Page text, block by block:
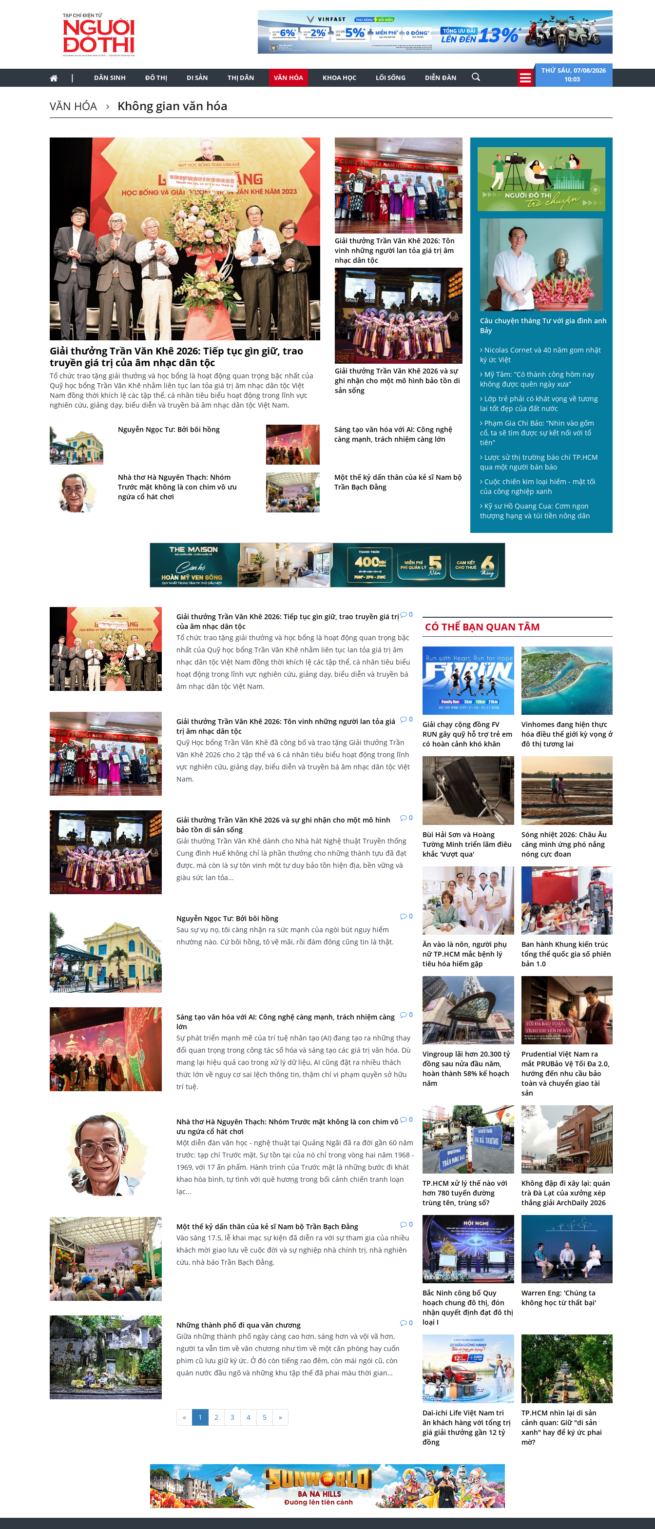
| DÂN SINH ĐÔ THỊ DI SẢN THỊ DÂN VĂN HÓA KHOA HỌC LỐI SỐNG DIỄN ĐÀN
THỨ SÁU, 07/08/2026
10:03
VĂN HÓA Không gian văn hóa
Giải thưởng Trần Văn Khê 2026: Tiếp tục gìn giữ, trao
truyền giá trị của âm nhạc dân tộc
Tổ chức trao tặng giải thưởng và học bổng là hoạt động quan trọng bậc nhất của
Quỹ học bổng Trần Văn Khê nhằm liên tục lan tỏa giá trị âm nhạc dân tộc Việt
Nam đồng thời khích lệ các tập thể, cá nhân tiêu biểu hoạt động trong lĩnh vực
nghiên cứu, giảng dạy, biểu diễn và truyền bá âm nhạc dân tộc Việt Nam.
Giải thưởng Trần Văn Khê 2026: Tôn
vinh những người lan tỏa giá trị âm
nhạc dân tộc
Giải thưởng Trần Văn Khê 2026 và sự
ghi nhận cho một mô hình bảo tồn di
sản sống
Nguyễn Ngọc Tư: Bởi bôi hồng
Sáng tạo văn hóa với AI: Công nghệ
càng mạnh, trách nhiệm càng lớn
Nhà thơ Hà Nguyên Thạch: Nhóm
Trước mặt không là con chim vô ưu
ngứa cổ hát chơi
Một thế kỷ dấn thân của kẻ sĩ Nam bộ
Trần Bạch Đằng
Câu chuyện tháng Tư với gia đình anh
Bảy
Nicolas Cornet và 40 năm gom nhặt
ký ức Việt
Mỹ Tâm: “Có thành công hôm nay
không được quên ngày xưa”
Lớp trẻ phải có khát vọng về tương
lai tốt đẹp của đất nước
Phạm Gia Chi Bảo: “Nhìn vào gốm
cổ, ta sẽ tìm được sự kết nối với tổ
tiên”
Lược sử thị trường báo chí TP.HCM
qua một người bán báo
Cuộc chiến kim loại hiếm - mặt tối
của công nghiệp xanh
Kỹ sư Hồ Quang Cua: Cơm ngon
thượng hạng và túi tiền nông dân
0
Giải thưởng Trần Văn Khê 2026: Tiếp tục gìn giữ, trao truyền giá trị
của âm nhạc dân tộc
Tổ chức trao tặng giải thưởng và học bổng là hoạt động quan trọng bậc
nhất của Quỹ học bổng Trần Văn Khê nhằm liên tục lan tỏa giá trị âm
nhạc dân tộc Việt Nam đồng thời khích lệ các tập thể, cá nhân tiêu biểu
hoạt động trong lĩnh vực nghiên cứu, giảng dạy, biểu diễn và truyền bá
âm nhạc dân tộc Việt Nam.
0
Giải thưởng Trần Văn Khê 2026: Tôn vinh những người lan tỏa giá
trị âm nhạc dân tộc
Quỹ Học bổng Trần Văn Khê đã công bố và trao tặng Giải thưởng Trần
Văn Khê 2026 cho 2 tập thể và 6 cá nhân tiêu biểu hoạt động trong lĩnh
vực nghiên cứu, giảng dạy, biểu diễn và truyền bá âm nhạc dân tộc Việt
Nam.
0
Giải thưởng Trần Văn Khê 2026 và sự ghi nhận cho một mô hình
bảo tồn di sản sống
Giải thưởng Trần Văn Khê dành cho Nhà hát Nghệ thuật Truyền thống
Cung đình Huế không chỉ là phần thưởng cho những thành tựu đã đạt
được, mà còn là sự tôn vinh một tư duy bảo tồn hiện địa, bền vững và
giàu sức lan tỏa...
0
Nguyễn Ngọc Tư: Bởi bôi hồng
Sau sự vụ nọ, tôi càng nhận ra sức mạnh của ngòi bút nguy hiểm
nhường nào. Cứ bôi hồng, tô vẽ mãi, rồi đám đông cũng tin là thật.
0
Sáng tạo văn hóa với AI: Công nghệ càng mạnh, trách nhiệm càng
lớn
Sự phát triển mạnh mẽ của trí tuệ nhân tạo (AI) đang tạo ra những thay
đổi quan trọng trong công tác số hóa và sáng tạo các giá trị văn hóa. Dù
mang lại hiệu quả cao trong xử lý dữ liệu, AI cũng đặt ra nhiều thách
thức lớn về nguy cơ sai lệch thông tin, thậm chí vi phạm quyền sở hữu
trí tuệ.
0
Nhà thơ Hà Nguyên Thạch: Nhóm Trước mặt không là con chim vô
ưu ngứa cổ hát chơi
Một diễn đàn văn học - nghệ thuật tại Quảng Ngãi đã ra đời gần 60 năm
trước: tạp chí Trước mặt. Sự tồn tại của nó chỉ trong vòng hai năm 1968 -
1969, với 17 ấn phẩm. Hành trình của Trước mặt là những bước đi khát
khao hòa bình, tự tình với quê hương trong bối cảnh chiến tranh loạn
lạc...
0
Một thế kỷ dấn thân của kẻ sĩ Nam bộ Trần Bạch Đằng
Vào sáng 17.5, lễ khai mạc sự kiện đã diễn ra với sự tham gia của nhiều
khách mời giao lưu về cuộc đời và sự nghiệp nhà chính trị, nhà nghiên
cứu, nhà báo Trần Bạch Đằng.
0
Những thành phố đi qua văn chương
Giữa những thành phố ngày càng cao hơn, sáng hơn và vội vã hơn,
người ta vẫn tìm về văn chương như tìm về một căn phòng hay cuốn
phim cũ lưu giữ ký ức. Ở đó còn tiếng rao đêm, còn mái ngói cũ, còn
quán nước đầu ngõ và những khu tập thể đã phai màu thời gian…
« 1 2 3 4 5 »
CÓ THỂ BẠN QUAN TÂM
Giải chạy cộng đồng FV
RUN gây quỹ hỗ trợ trẻ em
có hoàn cảnh khó khăn
Vinhomes đang hiện thực
hóa điều thế giới kỳ vọng ở
đô thị tương lai
Bùi Hải Sơn và Hoàng
Tường Minh triển lãm điêu
khắc 'Vượt qua'
Sóng nhiệt 2026: Châu Âu
căng mình ứng phó nắng
nóng cực đoan
Ăn vào là nôn, người phụ
nữ TP.HCM mắc bệnh lý
tiêu hóa hiếm gặp
Ban hành Khung kiến trúc
tổng thể quốc gia số phiên
bản 1.0
Vingroup lãi hơn 20.300 tỷ
đồng sau nửa đầu năm,
hoàn thành 58% kế hoạch
năm
Prudential Việt Nam ra
mắt PRUBảo Vệ Tối Đa 2.0,
hướng đến nhu cầu bảo
toàn và chuyển giao tài
sản
TP.HCM xử lý thế nào với
hơn 780 tuyến đường
trùng tên, trùng số?
Không đập đi xây lại: quán
trà Đà Lạt của xưởng xép
thắng giải ArchDaily 2026
Bắc Ninh công bố Quy
hoạch chung đô thị, đón
nhận quyết định đạt đô thị
loại I
Warren Eng: 'Chúng ta
không học từ thất bại'
Dai-ichi Life Việt Nam tri
ân khách hàng với tổng trị
giá giải thưởng gần 12 tỷ
đồng
TP.HCM nhìn lại di sản
cảnh quan: Giữ "di sản
xanh" hay để ký ức phai
mờ?